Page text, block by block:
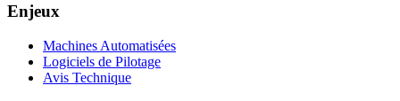
Enjeux
Machines Automatisées
Logiciels de Pilotage
Avis Technique